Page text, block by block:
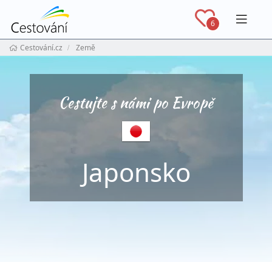
6
Cestování.cz Země
Cestujte s námi po Evropě
Japonsko